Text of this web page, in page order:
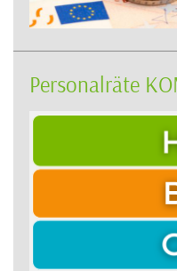
Personalräte